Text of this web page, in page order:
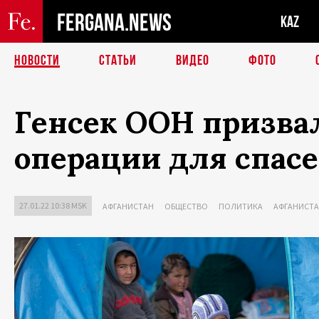
FERGANA.NEWS KAZ
НОВОСТИ СТАТЬИ ВИДЕО ФОТО
Генсек ООН
операции для
27.01.22 10:38 MSK АФГАНИСТАН ОБЩЕСТВО ПОЛИТИКА